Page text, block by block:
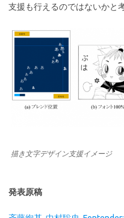
支援も行えるのではないかと
描き文字デザイン支援イメージ
発表原稿